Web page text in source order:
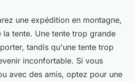
une expédition en montagne,
la tente. Une tente trop grande
tandis qu'une tente trop
inconfortable. Si vous
avec des amis, optez pour une